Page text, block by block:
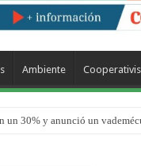
Ambiente
un 30% y anunció un
Urquiza